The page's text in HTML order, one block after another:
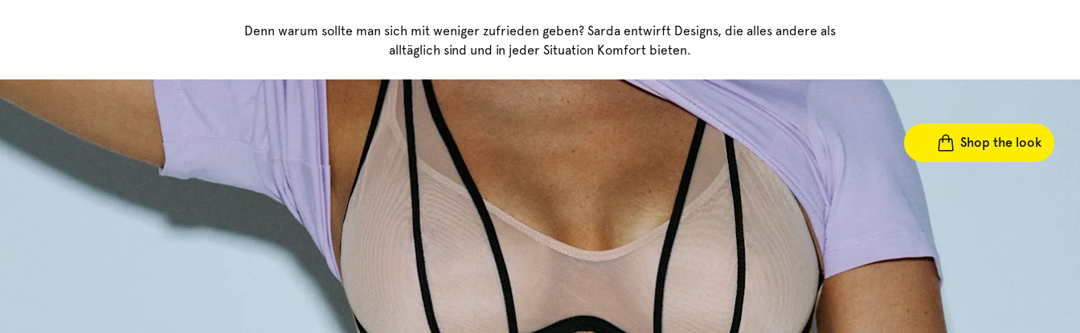
Denn warum sollte man sich mit weniger zufrieden geben? Sarda entwirft Designs, die alles andere als
alltäglich sind und in jeder Situation Komfort bieten.
Shop the look